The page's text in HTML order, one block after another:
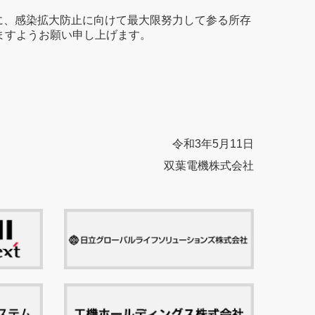
感染拡大防止に向けて最大限努力して参る所存
ようお願い申し上げます。
令和3年5月11日
双葉電機株式会社